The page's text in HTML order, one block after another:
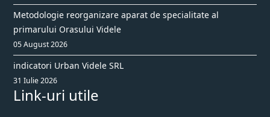
Metodologie reorganizare aparat de specialitate al
primarului Orasului Videle
05 August 2026
indicatori Urban Videle SRL
31 Iulie 2026
Link-uri utile